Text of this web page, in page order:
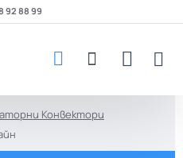
92 88 99
Конвектори